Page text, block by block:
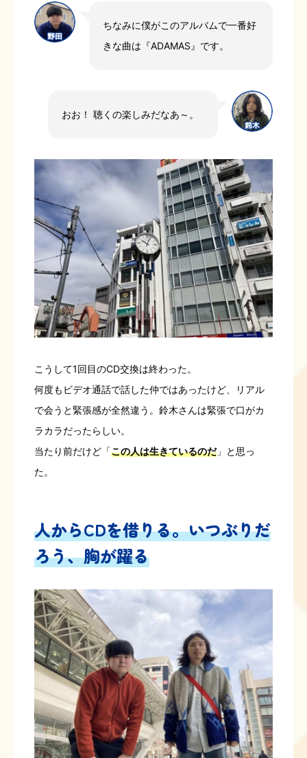
ちなみに僕がこのアルバムで一番好
きな曲は『ADAMAS』です。
おお！ 聴くの楽しみだなあ～。
こうして1回目のCD交換は終わった。
何度もビデオ通話で話した仲ではあったけど、リアル
で会うと緊張感が全然違う。鈴木さんは緊張で口がカ
ラカラだったらしい。
当たり前だけど「この人は生きているのだ」と思っ
た。
人からCDを借りる。いつぶりだ
ろう、胸が躍る